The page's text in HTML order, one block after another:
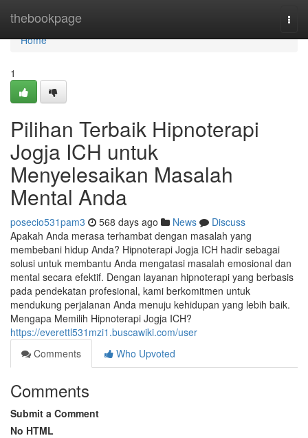
thebookpage
Home
Home
1
Pilihan Terbaik Hipnoterapi
Jogja ICH untuk
Menyelesaikan Masalah
Mental Anda
posecio531pam3 568 days ago News
Discuss
Apakah Anda merasa terhambat dengan masalah yang
membebani hidup Anda? Hipnoterapi Jogja ICH hadir sebagai
solusi untuk membantu Anda mengatasi masalah emosional dan
mental secara efektif. Dengan layanan hipnoterapi yang berbasis
pada pendekatan profesional, kami berkomitmen untuk
mendukung perjalanan Anda menuju kehidupan yang lebih baik.
Mengapa Memilih Hipnoterapi Jogja ICH?
https://everettl531mzi1.buscawiki.com/user
Comments
Who Upvoted
Comments
Submit a Comment
No HTML